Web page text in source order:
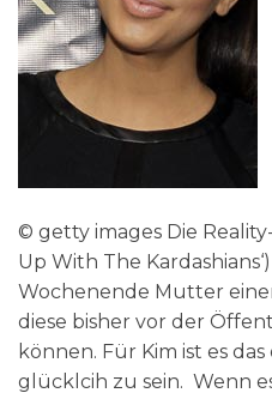
© getty images Die
Up With The
Wochenende Mutter
diese bisher vor der
können. Für Kim ist es
glücklcih zu sein. Wenn